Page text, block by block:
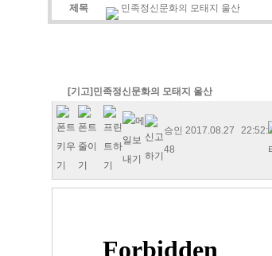
제목 민족정신문화의 모태지 울산
[기고]민족정신문화의 모태지 울산
승인 2017.08.27 22:52:
48